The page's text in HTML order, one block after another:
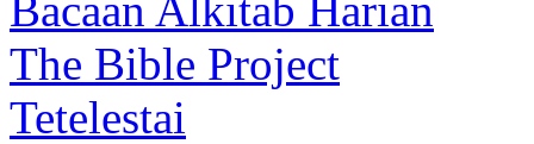
The Bible Project
Tetelestai